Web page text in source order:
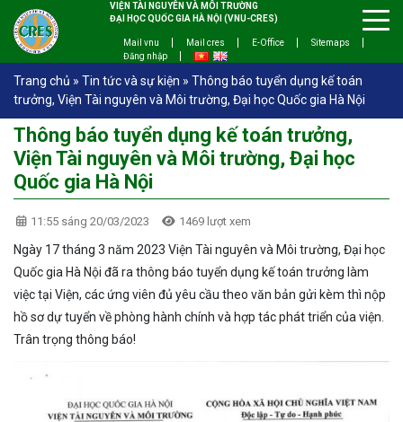
VIỆN TÀI NGUYÊN VÀ MÔI TRƯỜNG
ĐẠI HỌC QUỐC GIA HÀ NỘI (VNU-CRES)
Mail vnu Mail cres E-Office
Sitemaps
Đăng nhập
Trang chủ » Tin tức và sự kiện » Thông báo tuyển dụng kế toán
trưởng, Viện Tài nguyên và Môi trường, Đại học Quốc gia Hà Nội
Thông báo tuyển dụng kế toán trưởng,
Viện Tài nguyên và Môi trường, Đại học
Quốc gia Hà Nội
11:55 sáng 20/03/2023 1469 lượt xem
Ngày 17 tháng 3 năm 2023 Viện Tài nguyên và Môi trường, Đại học
Quốc gia Hà Nội đã ra thông báo tuyển dụng kế toán trưởng làm
việc tại Viện, các ứng viên đủ yêu cầu theo văn bản gửi kèm thì nộp
hồ sơ dự tuyển về phòng hành chính và hợp tác phát triển của viện.
Trân trọng thông báo!